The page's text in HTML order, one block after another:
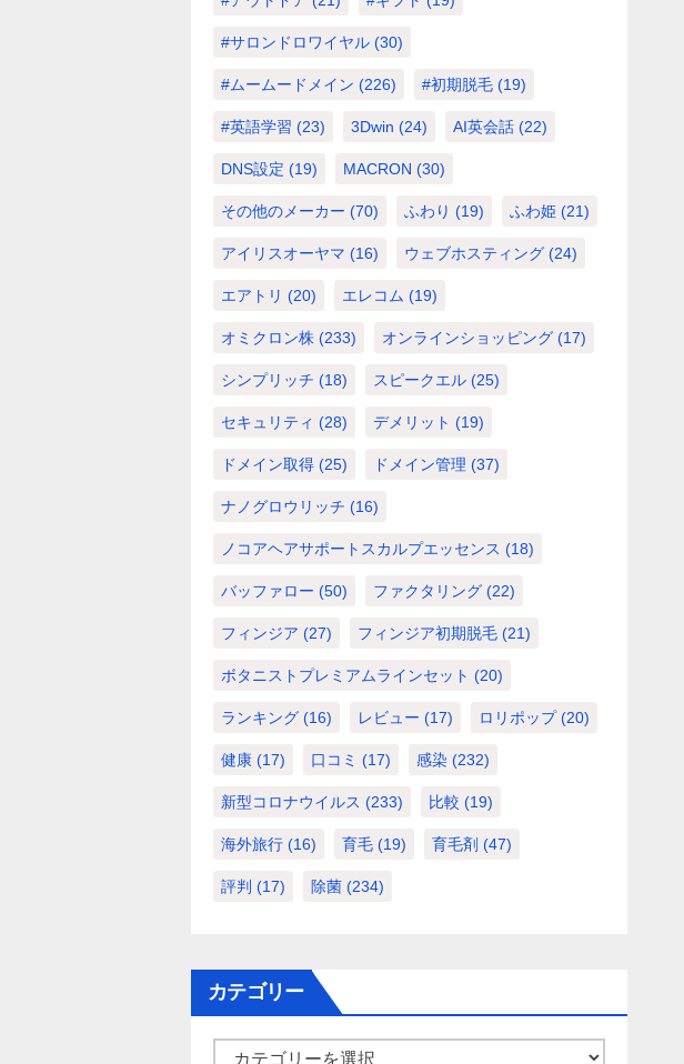
#サロンドロワイヤル (30)
#ムームードメイン (226) #初期脱毛 (19)
#英語学習 (23) 3Dwin (24) AI英会話 (22)
DNS設定 (19) MACRON (30)
その他のメーカー (70) ふわり (19) ふわ姫 (21)
アイリスオーヤマ (16) ウェブホスティング (24)
エアトリ (20) エレコム (19)
オミクロン株 (233) オンラインショッピング (17)
シンプリッチ (18) スピークエル (25)
セキュリティ (28) デメリット (19)
ドメイン取得 (25) ドメイン管理 (37)
ナノグロウリッチ (16)
ノコアヘアサポートスカルプエッセンス (18)
バッファロー (50) ファクタリング (22)
フィンジア (27) フィンジア初期脱毛 (21)
ボタニストプレミアムラインセット (20)
ランキング (16) レビュー (17) ロリポップ(20)
健康 (17) 口コミ (17) 感染 (232)
新型コロナウイルス (233) 比較 (19)
海外旅行 (16) 育毛 (19) 育毛剤 (47)
評判 (17) 除菌 (234)
カテゴリー